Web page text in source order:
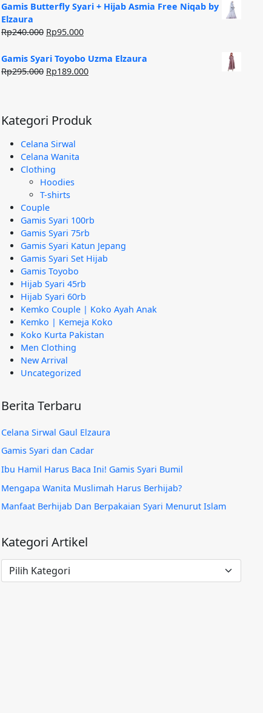
Gamis Butterfly Syari + Hijab Asmia Free Niqab by
Elzaura
Rp240.000 Harga
adalah:
Rp240.000.
Rp95.000Harga
ini
adalah:
Gamis Syari Toyobo Uzma Elzaura
Rp295.000 Harga
Rp189.000Harga
Rp189.000.
Kategori Produk
Celana Sirwal
Celana Wanita
Clothing
Hoodies
T-shirts
Couple
Gamis Syari 100rb
Gamis Syari 75rb
Gamis Syari Katun Jepang
Gamis Syari Set Hijab
Gamis Toyobo
Hijab Syari 45rb
Hijab Syari 60rb
Kemko Couple | Koko Ayah Anak
Kemko | Kemeja Koko
Koko Kurta Pakistan
Men Clothing
New Arrival
Uncategorized
Berita Terbaru
Celana Sirwal Gaul Elzaura
Gamis Syari dan Cadar
Ibu Hamil Harus Baca Ini! Gamis Syari Bumil
Mengapa Wanita Muslimah Harus Berhijab?
Manfaat Berhijab Dan Berpakaian Syari Menurut Islam
Kategori Artikel
Kategori
Artikel